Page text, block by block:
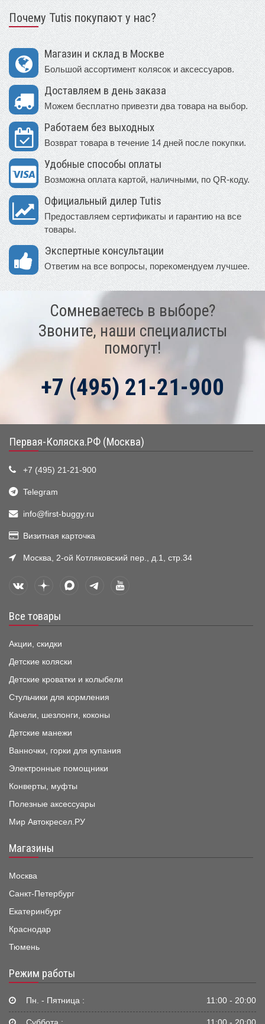
Почему Tutis покупают у нас?
Магазин и склад в Москве
Большой ассортимент колясок и аксессуаров.
Доставляем в день заказа
Можем бесплатно привезти два товара на выбор.
Работаем без выходных
Возврат товара в течение 14 дней после покупки.
Удобные способы оплаты
Возможна оплата картой, наличными, по QR-коду.
Официальный дилер Tutis
Предоставляем сертификаты и гарантию на все
товары.
Экспертные консультации
Ответим на все вопросы, порекомендуем лучшее.
Сомневаетесь в выборе?
Звоните, наши специалисты
помогут!
+7 (495) 21-21-900
Первая-Коляска.РФ (Москва)
+7 (495) 21-21-900
Telegram
info@first-buggy.ru
Визитная карточка
Москва, 2-ой Котляковский пер., д.1, стр.34
Все товары
Акции, скидки
Детские коляски
Детские кроватки и колыбели
Стульчики для кормления
Качели, шезлонги, коконы
Детские манежи
Ванночки, горки для купания
Электронные помощники
Конверты, муфты
Полезные аксессуары
Мир Автокресел.РУ
Магазины
Москва
Санкт-Петербург
Екатеринбург
Краснодар
Тюмень
Режим работы
Пн. - Пятница : 11:00 - 20:00